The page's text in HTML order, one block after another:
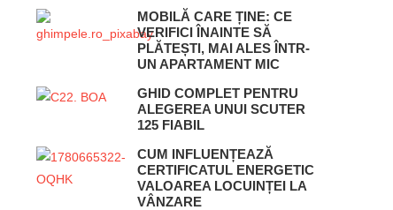
MOBILĂ CARE ȚINE: CE
VERIFICI ÎNAINTE SĂ
PLĂTEȘTI, MAI ALES ÎNTR-
UN APARTAMENT MIC
GHID COMPLET PENTRU
ALEGEREA UNUI SCUTER
125 FIABIL
CUM INFLUENȚEAZĂ
CERTIFICATUL ENERGETIC
VALOAREA LOCUINȚEI LA
VÂNZARE